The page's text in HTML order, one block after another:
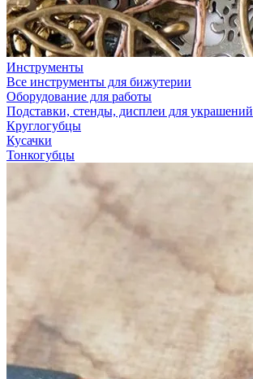
Инструменты
Все инструменты для бижутерии
Оборудование для работы
Подставки, стенды, дисплеи для украшений
Круглогубцы
Кусачки
Тонкогубцы